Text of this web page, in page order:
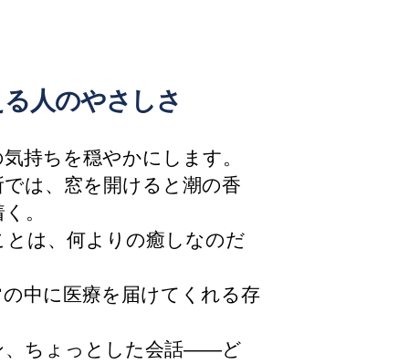
人のやさしさ
持ちを穏やかにします。
は、窓を開けると潮の香
。
は、何よりの癒しなのだ
中に医療を届けてくれる存
、ちょっとした会話――ど